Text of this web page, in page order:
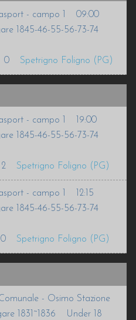
- campo 1
09:00
1845-46-55-56-73-74
0 Spetrigno Foligno (PG)
- campo 1
19:00
1845-46-55-56-73-74
2 Spetrigno Foligno (PG)
- campo 1
12:15
1845-46-55-56-73-74
0 Spetrigno Foligno (PG)
- Osimo Stazione
1831~1836
Under 18